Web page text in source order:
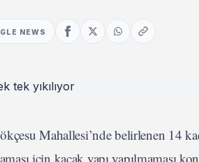
NEWS
Mahallesi’nde belirlenen 14
için kaçak yapı yapılmaması